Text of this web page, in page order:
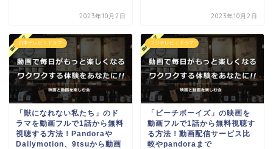
2023年10月2日 2023年10月2日
日本テレビ｜ドラマ
「獣になれない私たち」のド
ラマを動画フルで1話から無料
視聴する方法！Pandoraや
Dailymotion、9tsuから動画
フジテレビ｜ドラマ
「ビーチボーイズ」の映画を
動画フルで1話から無料視聴す
る方法！動画配信サービス比
較やpandoraまで